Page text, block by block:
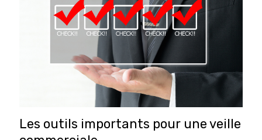
Les outils importants pour une veille